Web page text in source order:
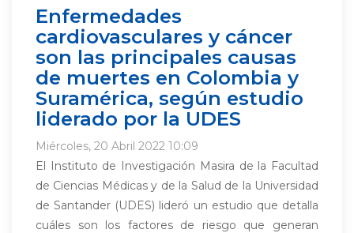
Enfermedades
cardiovasculares y cáncer
son las principales causas
de muertes en Colombia y
Suramérica, según estudio
liderado por la UDES
Miércoles, 20 Abril 2022 10:09
El Instituto de Investigación Masira de la Facultad
de Ciencias Médicas y de la Salud de la Universidad
de Santander (UDES) lideró un estudio que detalla
cuáles son los factores de riesgo que generan